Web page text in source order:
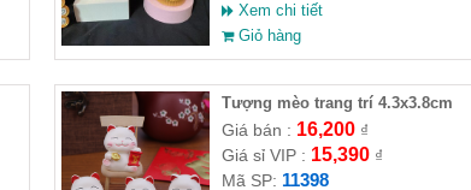
Xem chi tiết
Giỏ hàng
Tượng mèo trang trí 4.3x3.8cm
Giá bán : 16,200₫
Giá sỉ VIP : 15,390₫
Mã SP: 11398